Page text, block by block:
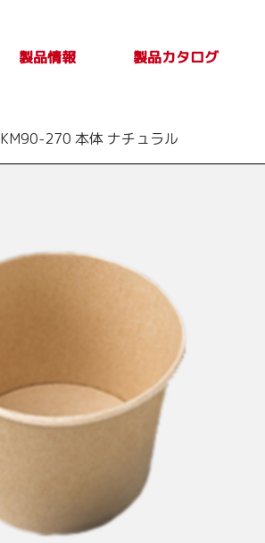
製品情報
報
取扱上の注意
製品カタログ
Vol.4
KM90-270 本体 ナチュラル